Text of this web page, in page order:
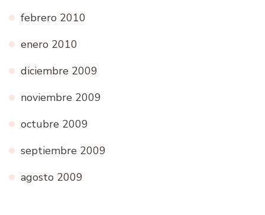
febrero 2010
enero 2010
diciembre 2009
noviembre 2009
octubre 2009
septiembre 2009
agosto 2009